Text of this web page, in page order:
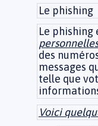
Le phishing
Le phishing
des
messages
telle que
Voici